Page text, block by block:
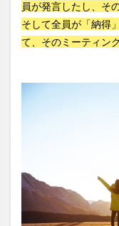
員が発言したし、そ
そして全員が「納得
て、そのミーティン